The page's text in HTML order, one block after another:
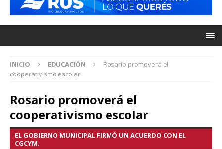
INICIO EDUCACIÓN
Rosario promoverá el
cooperativismo escolar
Rosario promoverá el
cooperativismo escolar
EL GOBIERNO MUNICIPAL FIRMÓ UN ACUERDO CON EL
CGCYM.